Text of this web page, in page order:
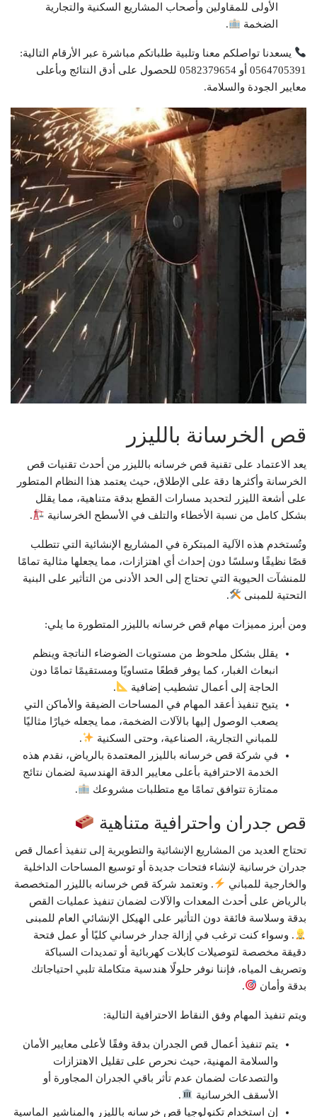
الأولى للمقاولين وأصحاب المشاريع السكنية والتجارية
الضخمة
.
يسعدنا تواصلكم معنا وتلبية طلباتكم مباشرة عبر الأرقام التالية:
0564705391 أو 0582379654 للحصول على أدق النتائج وبأعلى
معايير الجودة والسلامة.
قص الخرسانة بالليزر
يعد الاعتماد على تقنية قص خرسانه بالليزر من أحدث تقنيات قص
الخرسانة وأكثرها دقة على الإطلاق، حيث يعتمد هذا النظام المتطور
على أشعة الليزر لتحديد مسارات القطع بدقة متناهية، مما يقلل
بشكل كامل من نسبة الأخطاء والتلف في الأسطح الخرسانية
.
وتُستخدم هذه الآلية المبتكرة في المشاريع الإنشائية التي تتطلب
قصًا نظيفًا وسلسًا دون إحداث أي اهتزازات، مما يجعلها مثالية تمامًا
للمنشآت الحيوية التي تحتاج إلى الحد الأدنى من التأثير على البنية
التحتية للمبنى
.
ومن أبرز مميزات مهام قص خرسانه بالليزر المتطورة ما يلي:
يقلل بشكل ملحوظ من مستويات الضوضاء الناتجة وينظم
انبعاث الغبار، كما يوفر قطعًا متساويًا ومستقيمًا تمامًا دون
الحاجة إلى أعمال تشطيب إضافية
.
يتيح تنفيذ أعقد المهام في المساحات الضيقة والأماكن التي
يصعب الوصول إليها بالآلات الضخمة، مما يجعله خيارًا مثاليًا
للمباني التجارية، الصناعية، وحتى السكنية
.
في شركة قص خرسانه بالليزر المعتمدة بالرياض، نقدم هذه
الخدمة الاحترافية بأعلى معايير الدقة الهندسية لضمان نتائج
ممتازة تتوافق تمامًا مع متطلبات مشروعك
.
قص جدران واحترافية متناهية
تحتاج العديد من المشاريع الإنشائية والتطويرية إلى تنفيذ أعمال قص
جدران خرسانية لإنشاء فتحات جديدة أو توسيع المساحات الداخلية
والخارجية للمباني
. وتعتمد شركة قص خرسانه بالليزر المتخصصة
بالرياض على أحدث المعدات والآلات لضمان تنفيذ عمليات القص
بدقة وسلاسة فائقة دون التأثير على الهيكل الإنشائي العام للمبنى
. وسواء كنت ترغب في إزالة جدار خرساني كليًا أو عمل فتحة
دقيقة مخصصة لتوصيلات كابلات كهربائية أو تمديدات السباكة
وتصريف المياه، فإننا نوفر حلولًا هندسية متكاملة تلبي احتياجاتك
بدقة وأمان
.
ويتم تنفيذ المهام وفق النقاط الاحترافية التالية:
يتم تنفيذ أعمال قص الجدران بدقة وفقًا لأعلى معايير الأمان
والسلامة المهنية، حيث نحرص على تقليل الاهتزازات
والتصدعات لضمان عدم تأثر باقي الجدران المجاورة أو
الأسقف الخرسانية
.
إن استخدام تكنولوجيا قص خرسانه بالليزر والمناشير الماسية